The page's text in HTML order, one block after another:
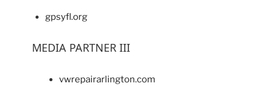
gpsyfl.org
MEDIA PARTNER III
vwrepairarlington.com